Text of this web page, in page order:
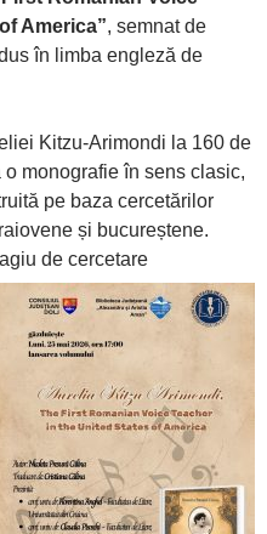
America”, semnat de
în limba engleză de
Kitzu-Arimondi la 160 de
monografie în sens clasic,
pe baza cercetărilor
și bucureștene.
de cercetare